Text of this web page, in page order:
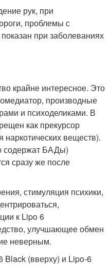
рук, при
проблемы с
при заболеваниях
крайне интересное. Это
производные
и психоделиками. В
как прекурсор
веществ).
содержат БАДы)
сразу же после
стимуляция психики,
к Lipo 6
улучшающее обмен
неверным.
Black (вверху) и Lipo-6